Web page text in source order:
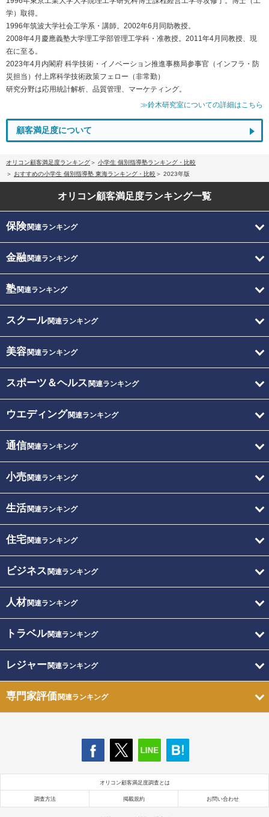
学）取得。
1996年筑波大学社会工学系・講師。2002年6月同助教授。
2008年4月慶應義塾大学理工学部管理工学科・准教授。2011年4月同教授、現
在に至る。
2023年4月内閣府 科学技術・イノベーション推進事務局参事官（インフラ・防
災担当）付上席科学技術政策フェロー（非常勤）
研究分野は応用統計解析、品質管理、マーケティング。
≫鈴木研究室についての詳細はこちら
顧客満足度について
オリコン顧客満足度ランキング
小学生 個別指導塾ランキング・比較
おすすめの小学生 個別指導塾 東海ランキング・比較
2023年版
オリコン顧客満足度ランキング一覧
保険関連ランキング
金融関連ランキング
塾関連ランキング
スクール関連ランキング
美容関連ランキング
スポーツ＆ヘルス 関連ランキング
ウエディング関連ランキング
通信関連ランキング
小売関連ランキング
生活関連ランキング
住宅関連ランキング
ビジネス 関連ランキング
人材関連ランキング
トラベル関連ランキング
レジャー関連ランキング
専門家評価関連ランキング
オリコン顧客満足度調査とは
調査方法 掲載規約 お問い合わせ